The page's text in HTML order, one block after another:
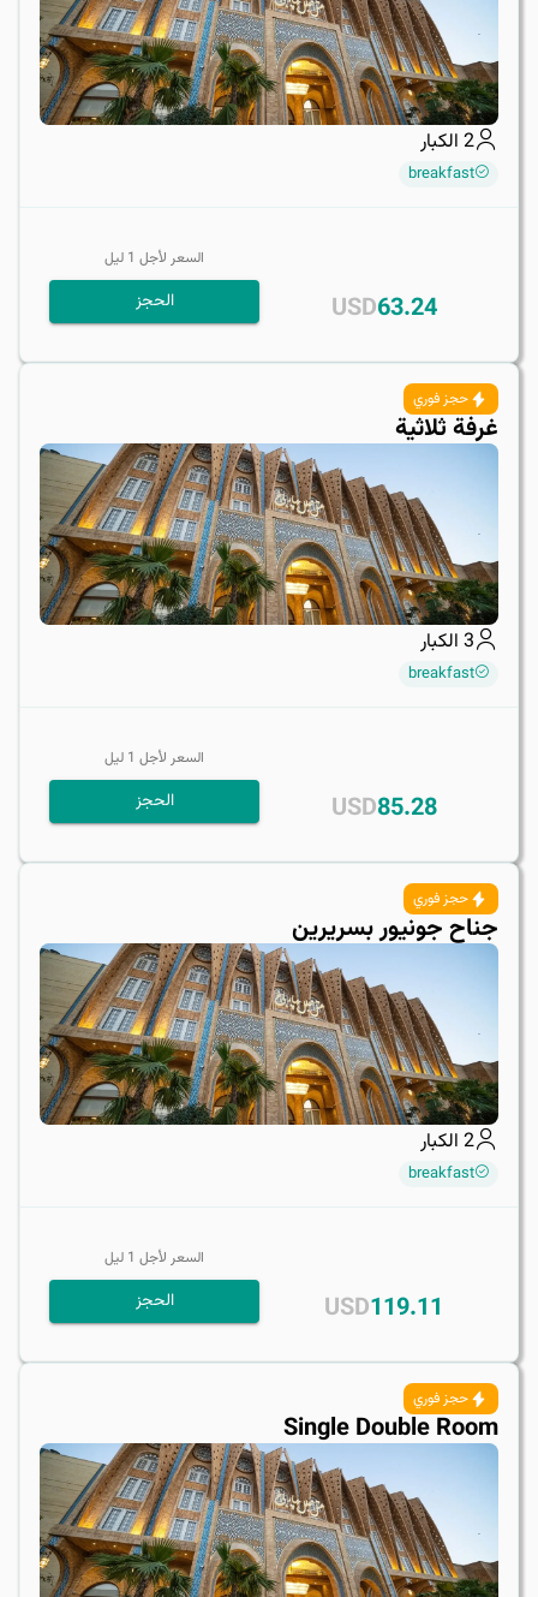
2 الكبار
breakfast
63.24
USD
السعر لأجل 1 ليل
الحجز
حجز فوري
غرفة ثلاثية
3 الكبار
breakfast
85.28
USD
السعر لأجل 1 ليل
الحجز
حجز فوري
جناح جونيور بسريرين
2 الكبار
breakfast
119.11
USD
السعر لأجل 1 ليل
الحجز
حجز فوري
Single Double Room